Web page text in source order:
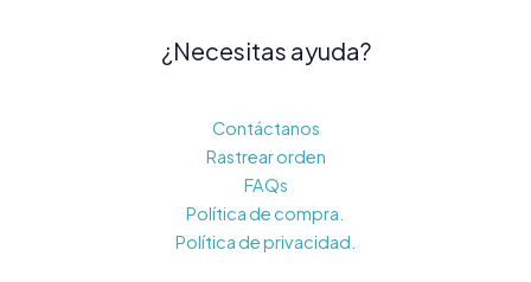
¿Necesitas ayuda?
Contáctanos
Rastrear orden
FAQs
Política de compra.
Política de privacidad.